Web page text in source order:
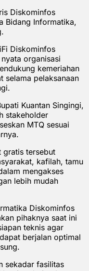
Diskominfos
Bidang Informatika,
Diskominfos
organisasi
kemeriahan
selama pelaksanaan
Kuantan Singingi,
stakeholder
MTQ sesuai
gratis tersebut
kafilah, tamu
mengakses
lebih mudah
Diskominfos
pihaknya saat ini
teknis agar
berjalan optimal
sekadar fasilitas